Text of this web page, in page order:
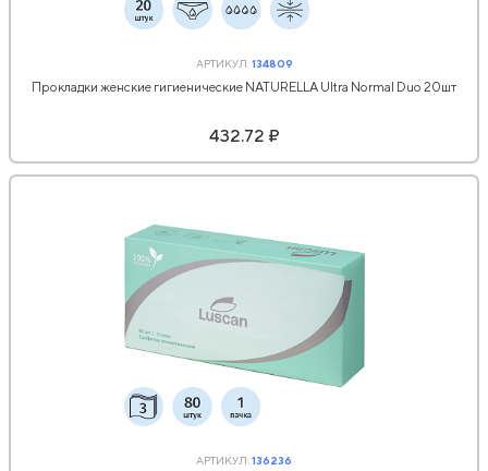
АРТИКУЛ:134809
Прокладки женские гигиенические NATURELLA Ultra Normal Duo 20шт
432.72 ₽
АРТИКУЛ:136236